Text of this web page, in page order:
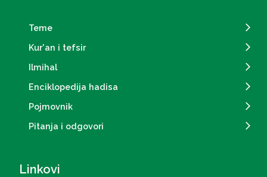
Teme
Kur'an i tefsir
Ilmihal
Enciklopedija hadisa
Pojmovnik
Pitanja i odgovori
Linkovi